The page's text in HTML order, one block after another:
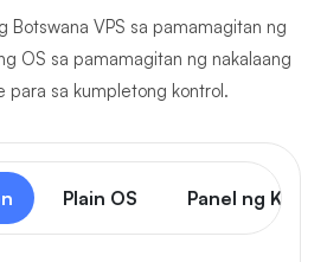
Botswana VPS sa pamamagitan ng
OS sa pamamagitan ng nakalaang
para sa kumpletong kontrol.
Plain OS Panel ng